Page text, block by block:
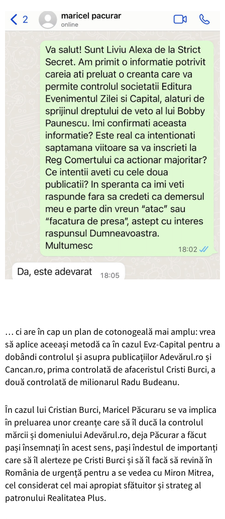
… ci are în cap un plan de cotonogeală mai amplu: vrea
să aplice aceeași metodă ca în cazul Evz-Capital pentru a
dobândi controlul și asupra publicațiilor Adevărul.ro și
Cancan.ro, prima controlată de afaceristul Cristi Burci, a
două controlată de milionarul Radu Budeanu.
În cazul lui Cristian Burci, Maricel Păcuraru se va implica
în preluarea unor creanțe care să îl ducă la controlul
mărcii și domeniului Adevărul.ro, deja Păcurar a făcut
pași însemnați în acest sens, pași îndestul de importanți
care să îl alerteze pe Cristi Burci și să îl facă să revină în
România de urgență pentru a se vedea cu Miron Mitrea,
cel considerat cel mai apropiat sfătuitor și strateg al
patronului Realitatea Plus.